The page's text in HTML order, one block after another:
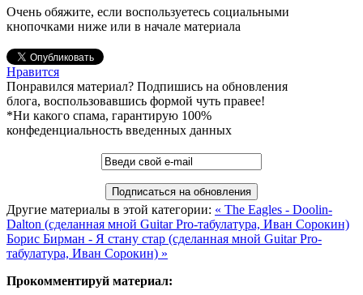
Очень обяжите, если воспользуетесь социальными
кнопочками ниже или в начале материала
Нравится
Понравился материал? Подпишись на обновления
блога, воспользовавшись формой чуть правее!
*Ни какого спама, гарантирую 100%
конфеденциальность введенных данных
Другие материалы в этой категории: « The Eagles - Doolin-
Dalton (сделанная мной Guitar Pro-табулатура, Иван Сорокин)
Борис Бирман - Я стану стар (сделанная мной Guitar Pro-
табулатура, Иван Сорокин) »
Прокомментируй материал: